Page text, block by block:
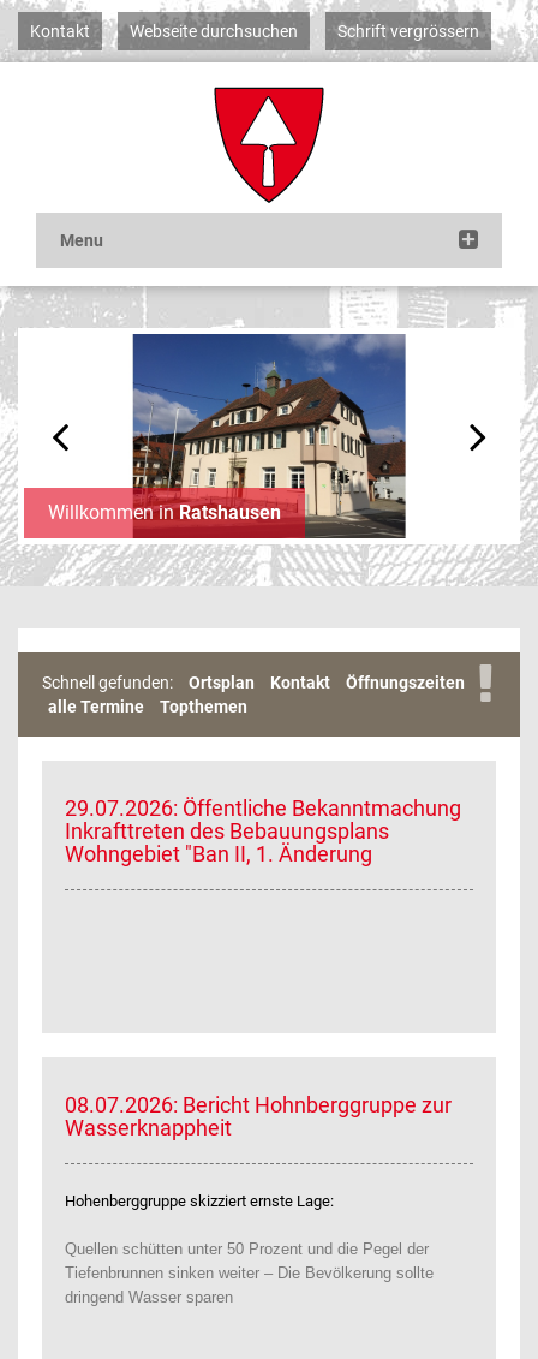
Kontakt Webseite durchsuchen Schrift vergrössern
Willkommen inRatshausen
Schnell gefunden: Ortsplan Kontakt
Öffnungszeiten
alle Termine
Topthemen
29.07.2026: Öffentliche Bekanntmachung
Inkrafttreten des Bebauungsplans
Wohngebiet "Ban II, 1. Änderung
08.07.2026: Bericht Hohnberggruppe zur
Wasserknappheit
Hohenberggruppe skizziert ernste Lage:
Quellen schütten unter 50 Prozent und die Pegel der
Tiefenbrunnen sinken weiter – Die Bevölkerung sollte
dringend Wasser sparen